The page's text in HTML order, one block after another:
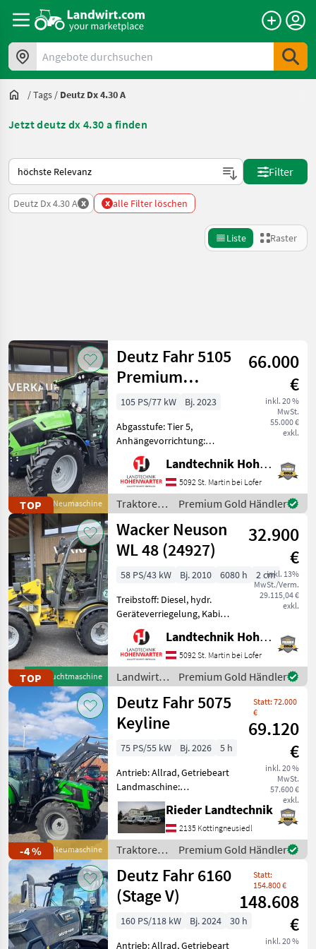
Angebote durchsuchen
/Tags / Deutz Dx 4.30 A
Jetzt deutz dx 4.30 a finden
So wird auf Landwirt.com sortiert
Filter
Deutz Dx 4.30 A x x alle Filter löschen
Liste Raster
Kategorie 2 Land Filter
AKTUELLER
PFAD
Deutz
Dx 4.30
A
KATEGORIE
WÄHLEN
Landtechnik
1.933
Bautechnik
244
Sonstiges
24
Kommunaltechnik
17
Forsttechnik
8
Lohnarbeit und Jobs
3
Alle 8
anzeigen
MARKTPLATZ
Marktplatz Händlerangebote Kleinanzeigen
Zurücksetzen
2.232
anzeigen
TOP Neumaschine
Deutz Fahr 5105
Premium
(15955)
66.000
€
inkl. 20 %
MwSt.
55.000 €
exkl.
105 PS/77 kW
Bj. 2023
Abgasstufe: Tier 5,
Anhängevorrichtung:
automatisch, Antrieb:
Allrad, Aufladung:
Turbolader mit
Ladeluftkühlung,
Getriebeart Landmaschine:
Lastschaltgetriebe,
Höchstgesch
Landtechnik Hohenwarter GmbH
5092 St. Martin bei Lofer
Traktoren
/ Deutz
Fahr
Premium Gold Händler
TOPGebrauchtmaschine
Wacker Neuson
WL 48 (24927)
32.900
€
inkl. 13%
MwSt./Verm.
29.115,04 €
exkl.
58 PS/43 kW Bj. 2010 6080 h
2 cm
Treibstoff: Diesel, hydr.
Geräteverriegelung, Kabine,
Schnellwechselrahmen,
Zusatz-Hydraulikkreis
Produktbeschreibung
Wacker Neuson WL 48
Hoflader Ich freue mich,
Ihnen
Landtechnik Hohenwarter GmbH
5092 St. Martin bei Lofer
Landwirtsch.
Motorfahrzeuge
/ Wacker
Neuson
Premium Gold Händler
-4 % Neumaschine
Deutz Fahr 5075
Keyline
Statt: 72.000
€
69.120
€
inkl. 20 %
MwSt.
57.600 €
exkl.
75 PS/55 kW Bj. 2026
5 h
Antrieb: Allrad, Getriebeart
Landmaschine:
Lastschaltgetriebe,
Plattform: Kabine,
Zapfwellendrehzahl:
540/540E,
Höchstgeschwindigkeit in
km/h: 40 km/h, Aufladung:
Turbola
Rieder Landtechnik
2135 Kottingneusiedl
Traktoren
/ Deutz
Fahr
Premium Gold Händler
Deutz Fahr 6160
(Stage V)
Statt:
154.800 €
148.608
€
inkl. 20 %
160 PS/118 kW Bj. 2024
30 h
Antrieb: Allrad, Getriebeart